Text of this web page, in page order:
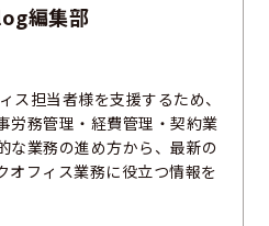
編集部
担当者様を支援するため、
労務管理・経費管理・契約業
な業務の進め方から、最新の
オフィス業務に役立つ情報を